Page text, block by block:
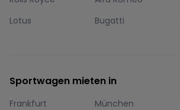
Lotus
Bugatti
Sportwagen mieten in
Frankfurt München